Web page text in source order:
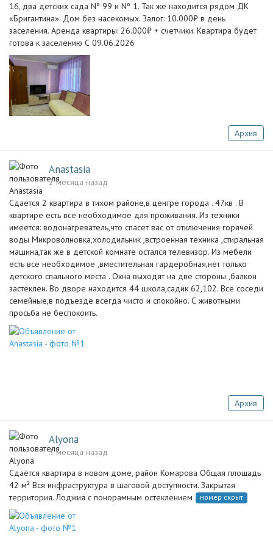
16, два детских сада Nº 99 и Nº 1. Так же находится рядом ДК
«Бригантина». Дом без насекомых. Залог: 10.000₽ в день
заселения. Аренда квартиры: 26.000₽ + счетчики. Квартира будет
готова к заселению С 09.06.2026
Архив
Anastasia
2 месяца назад
Сдается 2 квартира в тихом районе,в центре города . 47кв . В
квартире есть все необходимое для проживания. Из техники
имеется: водонагреватель,что спасет вас от отключения горячей
воды Микроволновка,холодильник ,встроенная техника ,стиральная
машина,так же в детской комнате остался телевизор. Из мебели
есть все необходимое ,вместительная гардеробная,нет только
детского спального места . Окна выходят на две стороны ,балкон
застеклен. Во дворе находится 44 школа,садик 62,102. Все соседи
семейные,в подъезде всегда чисто и спокойно. С животными
просьба не беспокоить.
Архив
Alyona
3 месяца назад
Сдаётся квартира в новом доме, район Комарова Общая площадь
42 м² Вся инфраструктура в шаговой доступности. Закрытая
территория. Лоджия с понорамным остеклением
номер скрыт